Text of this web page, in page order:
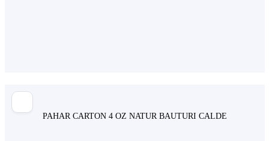
PAHAR CARTON 4 OZ NATUR BAUTURI CALDE